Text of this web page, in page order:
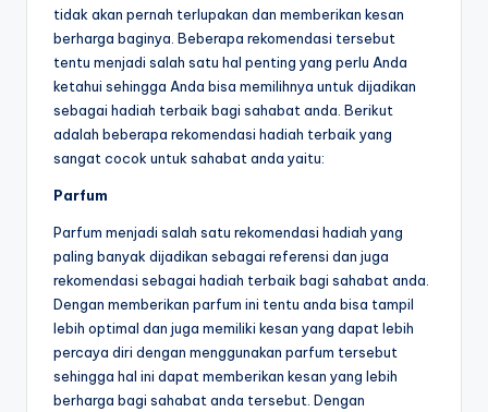
tidak akan pernah terlupakan dan memberikan kesan
berharga baginya. Beberapa rekomendasi tersebut
tentu menjadi salah satu hal penting yang perlu Anda
ketahui sehingga Anda bisa memilihnya untuk dijadikan
sebagai hadiah terbaik bagi sahabat anda. Berikut
adalah beberapa rekomendasi hadiah terbaik yang
sangat cocok untuk sahabat anda yaitu:
Parfum
Parfum menjadi salah satu rekomendasi hadiah yang
paling banyak dijadikan sebagai referensi dan juga
rekomendasi sebagai hadiah terbaik bagi sahabat anda.
Dengan memberikan parfum ini tentu anda bisa tampil
lebih optimal dan juga memiliki kesan yang dapat lebih
percaya diri dengan menggunakan parfum tersebut
sehingga hal ini dapat memberikan kesan yang lebih
berharga bagi sahabat anda tersebut. Dengan